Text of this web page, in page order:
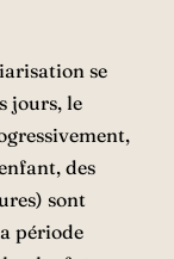
se
jours, le
des
sont
période